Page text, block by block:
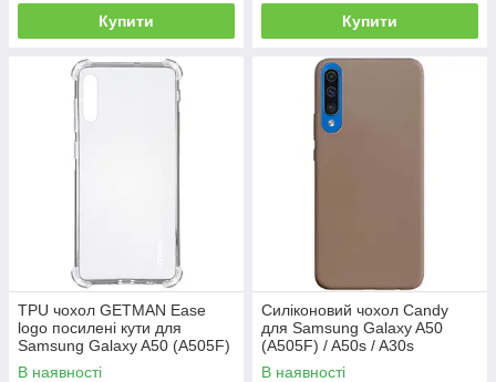
Купити Купити
TPU чохол GETMAN Ease
logo посилені кути для
Samsung Galaxy A50 (A505F)
/ A50s / A30s
В наявності
Силіконовий чохол Candy
для Samsung Galaxy A50
(A505F) / A50s / A30s
В наявності